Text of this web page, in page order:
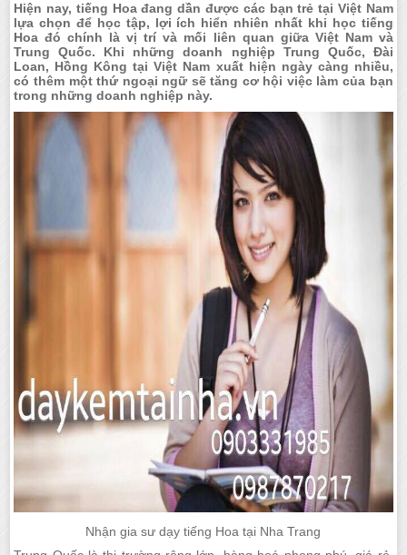
Hiện nay, tiếng Hoa đang dần được các bạn trẻ tại Việt Nam
lựa chọn để học tập, lợi ích hiển nhiên nhất khi học tiếng
Hoa đó chính là vị trí và mối liên quan giữa Việt Nam và
Trung Quốc. Khi những doanh nghiệp Trung Quốc, Đài
Loan, Hồng Kông tại Việt Nam xuất hiện ngày càng nhiều,
có thêm một thứ ngoại ngữ sẽ tăng cơ hội việc làm của bạn
trong những doanh nghiệp này.
Nhận gia sư dạy tiếng Hoa tại Nha Trang